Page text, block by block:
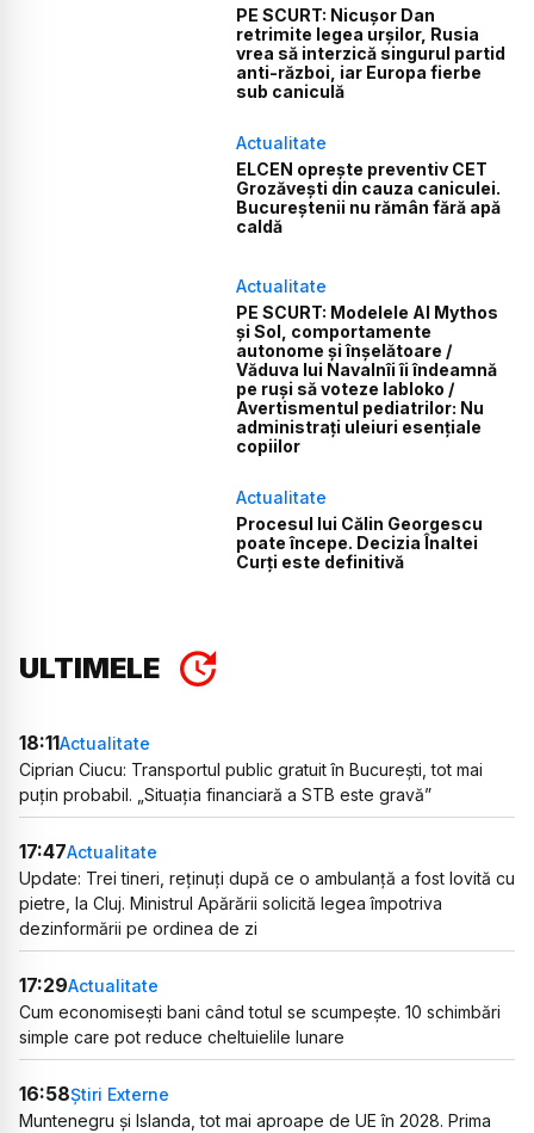
PE SCURT: Nicușor Dan
retrimite legea urșilor, Rusia
vrea să interzică singurul partid
anti-război, iar Europa fierbe
sub caniculă
Actualitate
ELCEN oprește preventiv CET
Grozăvești din cauza caniculei.
Bucureștenii nu rămân fără apă
caldă
Actualitate
PE SCURT: Modelele AI Mythos
și Sol, comportamente
autonome și înșelătoare /
Văduva lui Navalnîi îi îndeamnă
pe ruși să voteze Iabloko /
Avertismentul pediatrilor: Nu
administrați uleiuri esențiale
copiilor
Actualitate
Procesul lui Călin Georgescu
poate începe. Decizia Înaltei
Curți este definitivă
ULTIMELE
18:11Actualitate
Ciprian Ciucu: Transportul public gratuit în București, tot mai
puțin probabil. „Situația financiară a STB este gravă”
17:47Actualitate
Update: Trei tineri, reținuți după ce o ambulanță a fost lovită cu
pietre, la Cluj. Ministrul Apărării solicită legea împotriva
dezinformării pe ordinea de zi
17:29Actualitate
Cum economisești bani când totul se scumpește. 10 schimbări
simple care pot reduce cheltuielile lunare
16:58Știri Externe
Muntenegru și Islanda, tot mai aproape de UE în 2028. Prima